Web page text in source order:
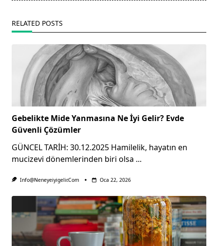
RELATED POSTS
Gebelikte Mide Yanmasına Ne İyi Gelir? Evde
Güvenli Çözümler
GÜNCEL TARİH: 30.12.2025 Hamilelik, hayatın en
mucizevi dönemlerinden biri olsa ...
Info@neneyeiyigelir.com Oca 22, 2026